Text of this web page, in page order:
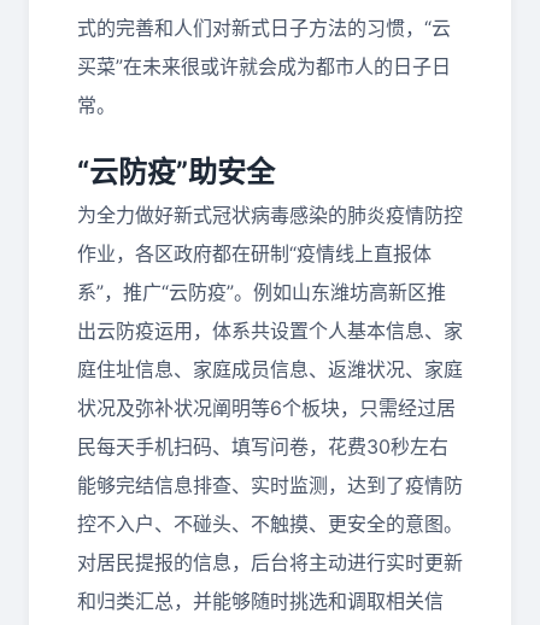
式的完善和人们对新式日子方法的习惯，“云
买菜”在未来很或许就会成为都市人的日子日
常。
“云防疫”助安全
为全力做好新式冠状病毒感染的肺炎疫情防控
作业，各区政府都在研制“疫情线上直报体
系”，推广“云防疫”。例如山东潍坊高新区推
出云防疫运用，体系共设置个人基本信息、家
庭住址信息、家庭成员信息、返潍状况、家庭
状况及弥补状况阐明等6个板块，只需经过居
民每天手机扫码、填写问卷，花费30秒左右
能够完结信息排查、实时监测，达到了疫情防
控不入户、不碰头、不触摸、更安全的意图。
对居民提报的信息，后台将主动进行实时更新
和归类汇总，并能够随时挑选和调取相关信